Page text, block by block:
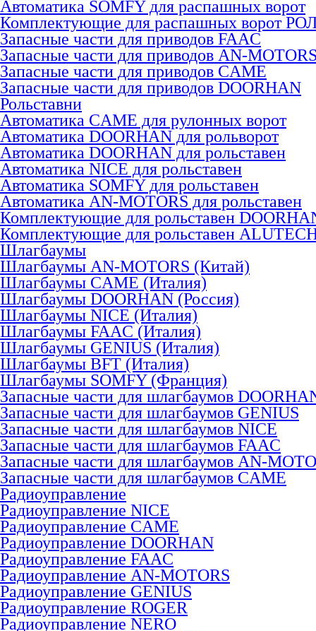
Автоматика SOMFY для распашных ворот
Комплектующие для распашных ворот
Запасные части для приводов FAAC
Запасные части для приводов AN-
Запасные части для приводов CAME
Запасные части для приводов DOORHAN
Рольставни
Автоматика CAME для рулонных ворот
Автоматика DOORHAN для рольворот
Автоматика DOORHAN для рольставен
Автоматика NICE для рольставен
Автоматика SOMFY для рольставен
Автоматика AN-MOTORS для рольставен
Комплектующие для рольставен
Комплектующие для рольставен
Шлагбаумы
Шлагбаумы AN-MOTORS (Китай)
Шлагбаумы CAME (Италия)
Шлагбаумы DOORHAN (Россия)
Шлагбаумы NICE (Италия)
Шлагбаумы FAAC (Италия)
Шлагбаумы GENIUS (Италия)
Шлагбаумы BFT (Италия)
Шлагбаумы SOMFY (Франция)
Запасные части для шлагбаумов
Запасные части для шлагбаумов GENIUS
Запасные части для шлагбаумов NICE
Запасные части для шлагбаумов FAAC
Запасные части для шлагбаумов AN-
Запасные части для шлагбаумов CAME
Радиоуправление
Радиоуправление NICE
Радиоуправление CAME
Радиоуправление DOORHAN
Радиоуправление FAAC
Радиоуправление AN-MOTORS
Радиоуправление GENIUS
Радиоуправление ROGER
Радиоуправление NERO